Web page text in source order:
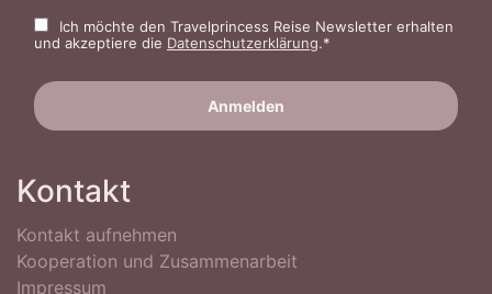
Ich möchte den Travelprincess Reise Newsletter erhalten
und akzeptiere die Datenschutzerklärung.*
Kontakt
Kontakt aufnehmen
Kooperation und Zusammenarbeit
Impressum